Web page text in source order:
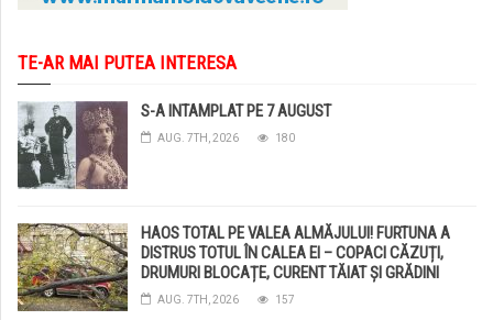
TE-AR MAI PUTEA INTERESA
S-A INTAMPLAT PE 7 AUGUST
AUG. 7TH, 2026 180
HAOS TOTAL PE VALEA ALMĂJULUI! FURTUNA A
DISTRUS TOTUL ÎN CALEA EI – COPACI CĂZUȚI,
DRUMURI BLOCAȚE, CURENT TĂIAT ȘI GRĂDINI
DISTRUSE DE GRINDINĂ!
AUG. 7TH, 2026 157